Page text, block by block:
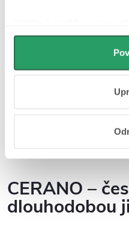
můžeme používat cookies
personalizovanou
osobní údaje najdete na
zajišťujevysokou pevnost,
každodenním používání.
povrchovou úpravou Easy
usnadňuje údržbu. Na výběr
preferencí a stylu vaší
CERANO –
dlouhodobou